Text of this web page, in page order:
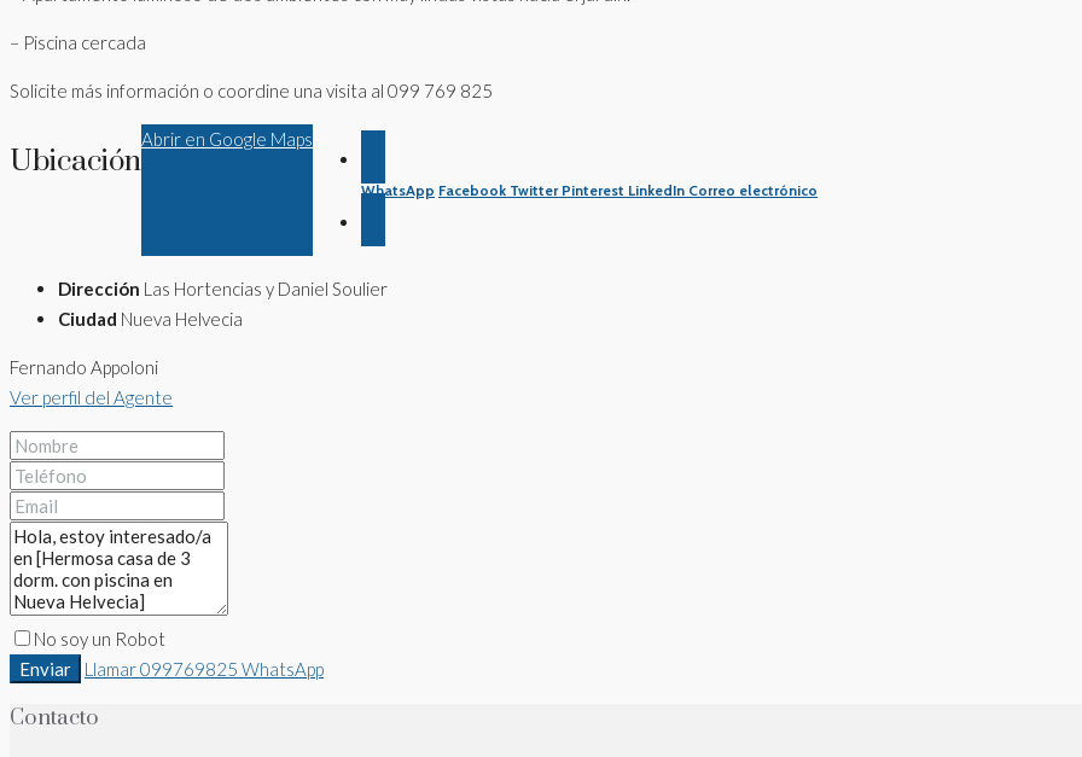
– Piscina cercada
Solicite más información o coordine una visita al 099 769 825
Ubicación
Abrir en Google Maps
WhatsApp Facebook Twitter Pinterest LinkedIn Correo electrónico
Dirección Las Hortencias y Daniel Soulier
Ciudad Nueva Helvecia
Fernando Appoloni
Ver perfil del Agente
No soy un Robot
Enviar
Llamar099769825 WhatsApp
Contacto